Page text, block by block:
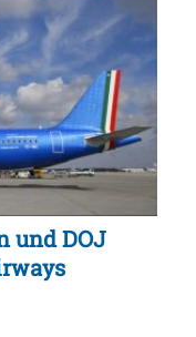
und DOJ